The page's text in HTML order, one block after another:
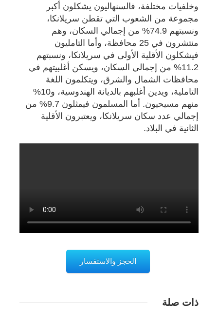
وخلفيات مختلفة، فالسنهاليون يشكلون أكبر
مجموعة من الشعوب التي تقطن سريلانكا،
ونسبتهم 74.9% من إجمالي السكان، وهم
منتشرون في 25 محافظة، وأما التامليون
فيشكلون الأقلية الأولى في سريلانكا، ونسبتهم
11.2% من إجمالي السكان، ويسكن أغلبيتهم في
محافظات الشمال والشرق، ويتكلمون اللغة
التاملية، ويدين أغلبهم بالديانة الهندوسية، و10%
منهم مسيحيون. أما المسلمون فيمثلون 9.7% من
إجمالي عدد سكان سريلانكا، ويعتبرون الأقلية
الثانية في البلاد.
الحجز والاستفسار
ذات صلة